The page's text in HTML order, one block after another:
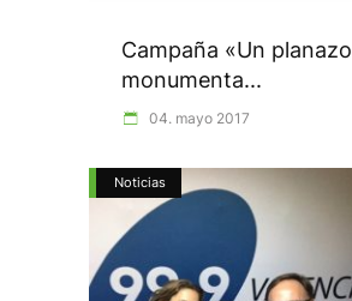
Campaña «Un planazo
monumenta...
04. mayo 2017
Noticias